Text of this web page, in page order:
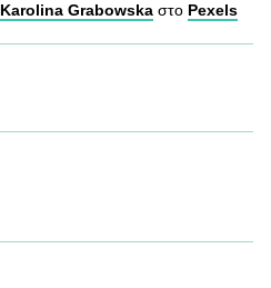
Karolina Grabowska στο Pexels